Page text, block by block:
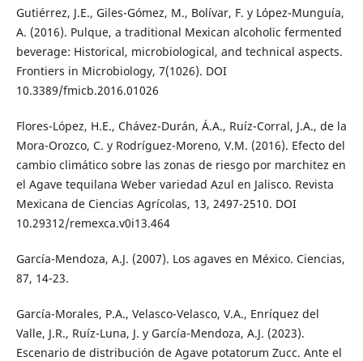
Gutiérrez, J.E., Giles-Gómez, M., Bolívar, F. y López-Munguía,
A. (2016). Pulque, a traditional Mexican alcoholic fermented
beverage: Historical, microbiological, and technical aspects.
Frontiers in Microbiology, 7(1026). DOI
10.3389/fmicb.2016.01026
Flores-López, H.E., Chávez-Durán, Á.A., Ruíz-Corral, J.A., de la
Mora-Orozco, C. y Rodríguez-Moreno, V.M. (2016). Efecto del
cambio climático sobre las zonas de riesgo por marchitez en
el Agave tequilana Weber variedad Azul en Jalisco. Revista
Mexicana de Ciencias Agrícolas, 13, 2497-2510. DOI
10.29312/remexca.v0i13.464
García-Mendoza, A.J. (2007). Los agaves en México. Ciencias,
87, 14-23.
García-Morales, P.A., Velasco-Velasco, V.A., Enríquez del
Valle, J.R., Ruíz-Luna, J. y García-Mendoza, A.J. (2023).
Escenario de distribución de Agave potatorum Zucc. Ante el